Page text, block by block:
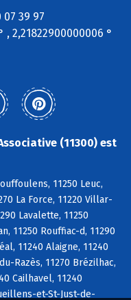
39 97
, 2,21822900000006 °
(11300) est
11250 Leuc,
La Force, 11220 Villar-
Lavalette, 11250
11250 Rouffiac-d, 11290
11240 Alaigne, 11240
Razès, 11270 Brézilhac,
Cailhavel, 11240
et-St-Just-de-